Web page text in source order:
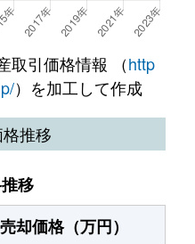
取引価格情報 （http
）を加工して作成
推移
移
売却価格（万円）